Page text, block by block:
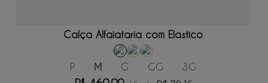
Calça Alfaiataria com Elastico
P M G GG 3G